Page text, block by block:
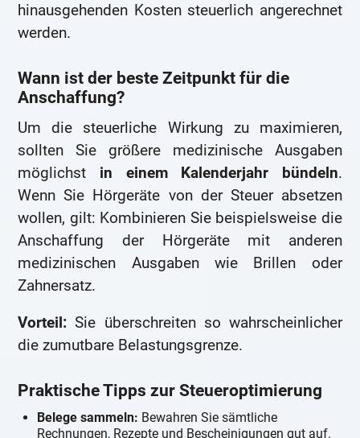
hinausgehenden Kosten steuerlich angerechnet
werden.
Wann ist der beste Zeitpunkt für die
Anschaffung?
Um die steuerliche Wirkung zu maximieren,
sollten Sie größere medizinische Ausgaben
möglichst in einem Kalenderjahr bündeln.
Wenn Sie Hörgeräte von der Steuer absetzen
wollen, gilt: Kombinieren Sie beispielsweise die
Anschaffung der Hörgeräte mit anderen
medizinischen Ausgaben wie Brillen oder
Zahnersatz.
Vorteil: Sie überschreiten so wahrscheinlicher
die zumutbare Belastungsgrenze.
Praktische Tipps zur Steueroptimierung
Belege sammeln: Bewahren Sie sämtliche
Rechnungen, Rezepte und Bescheinigungen gut auf.